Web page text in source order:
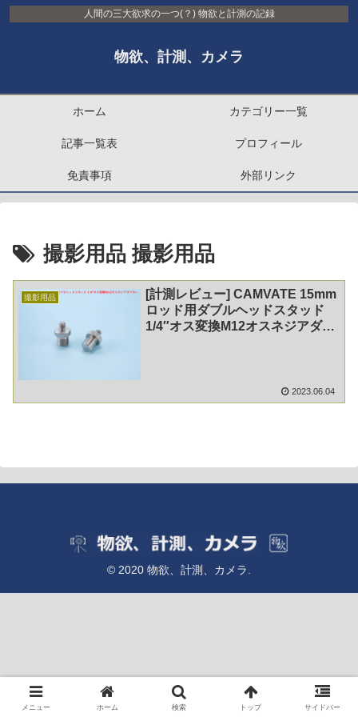
人間の三大欲求の一つ(？) 物欲と計測の記録
物欲、計測、カメラ
ホーム カテゴリー一覧
記事一覧表 プロフィール
免責事項 外部リンク
撮影用品 撮影用品
撮影用品
[計測レビュー] CAMVATE 15mm
ロッド用ダブルヘッドスタッド
1/4″オス変換M12オスネジアダプ
2023.06.04
© 2020 物欲、計測、カメラ.
メニュー ホーム 検索 トップ サイドバー